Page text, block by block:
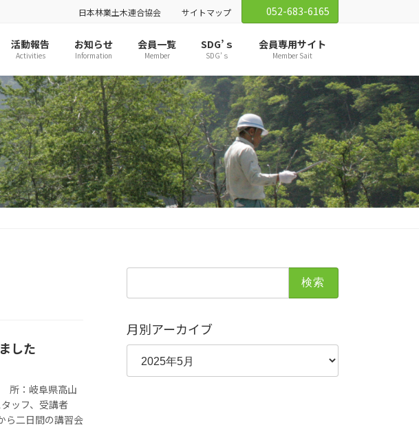
日本林業土木連合協会 サイトマップ 052-683-6165
活動報告
Activities
お知らせ
Information
会員一覧
Member
SDG’ｓ
SDG’ｓ
会員専用サイト
Member Sait
した
所：岐阜県高山
ッフ、受講者
ら二日間の講習会
月別アーカイブ